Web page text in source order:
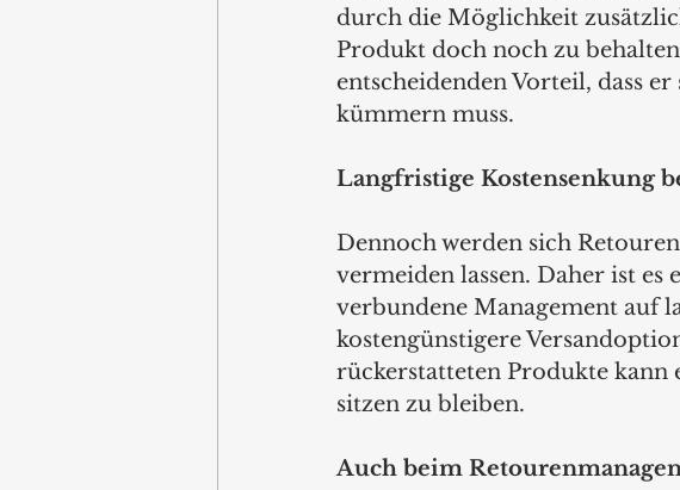
durch die Möglichkeit
Produkt doch noch zu
entscheidenden Vorteil, dass
kümmern muss.
Langfristige Kostensenkung
Dennoch werden sich
vermeiden lassen. Daher ist es
verbundene Management auf
kostengünstigere
rückerstatteten Produkte kann
sitzen zu bleiben.
Auch beim